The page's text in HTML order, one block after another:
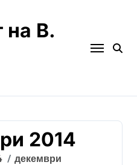
на В.
2014
декември